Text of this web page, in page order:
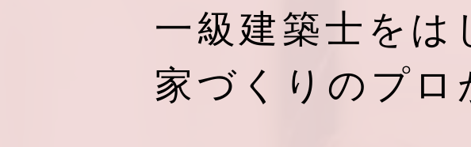
一級建築士をは
家づくりのプロ